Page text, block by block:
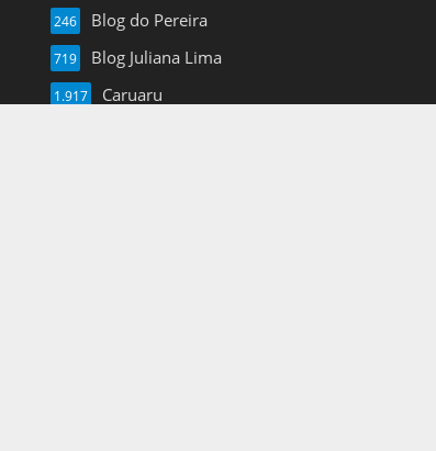
Blog do Pereira
246
Blog Juliana Lima
719
Caruaru
1.917